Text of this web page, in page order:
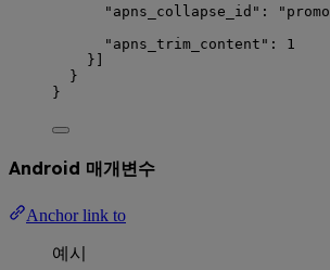
"apns_collapse_id" : " promo
"apns_trim_content" : 1
}]
}
}
Android 매개변수
Anchor link to
예시